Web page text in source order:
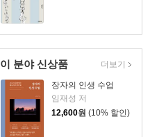
이 분야 신상품
장자의 인생 수업
임재성 저
12,600원 (10% 할인)
더보기